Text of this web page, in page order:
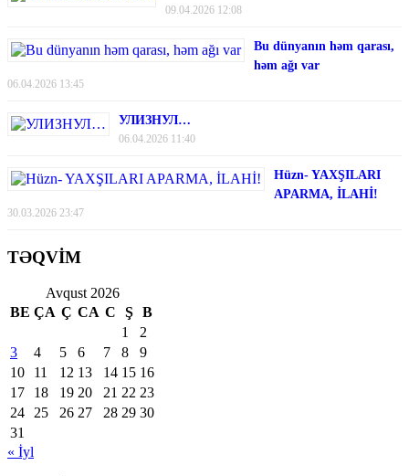
09.04.2026 12:08
Bu dünyanın həm qarası,
həm ağı var
06.04.2026 13:45
УЛИЗНУЛ…
06.04.2026 11:40
Hüzn- YAXŞILARI
APARMA, İLAHİ!
30.03.2026 23:47
TƏQVİM
Avqust 2026
BE ÇA Ç CA C Ş
B
1
2
3
4 5 6 7 8
9
10
11 12 13 14 15 16
17
18 19 20 21 22 23
24
25 26 27 28 29 30
31
« İyl